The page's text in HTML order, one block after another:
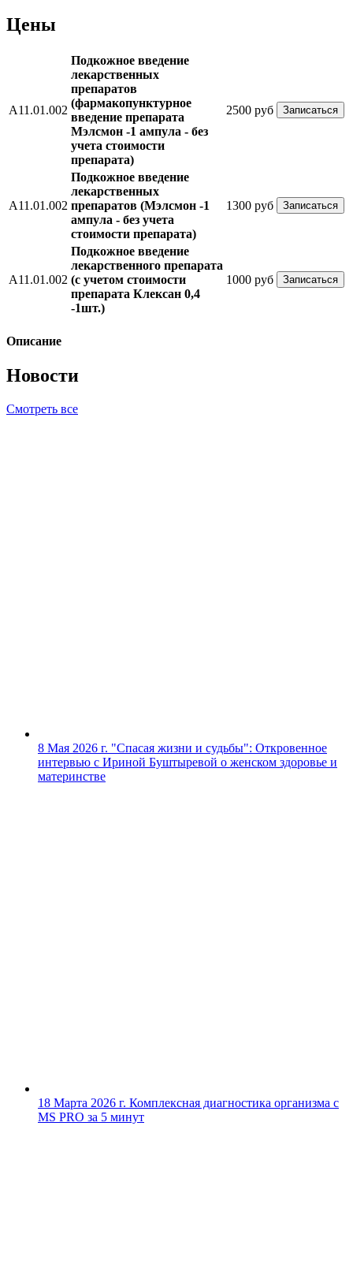
Цены
А11.01.002
Подкожное введение
лекарственных
препаратов
(фармакопунктурное
введение препарата
Мэлсмон -1 ампула - без
учета стоимости
препарата)
2500 руб Записаться
А11.01.002
Подкожное введение
лекарственных
препаратов (Мэлсмон -1
ампула - без учета
стоимости препарата)
1300 руб Записаться
А11.01.002
Подкожное введение
лекарственного препарата
(с учетом стоимости
препарата Клексан 0,4
-1шт.)
1000 руб Записаться
Описание
Новости
Смотреть все
8 Мая 2026 г. "Спасая жизни и судьбы": Откровенное
интервью с Ириной Буштыревой о женском здоровье и
материнстве
18 Марта 2026 г. Комплексная диагностика организма с
MS PRO за 5 минут